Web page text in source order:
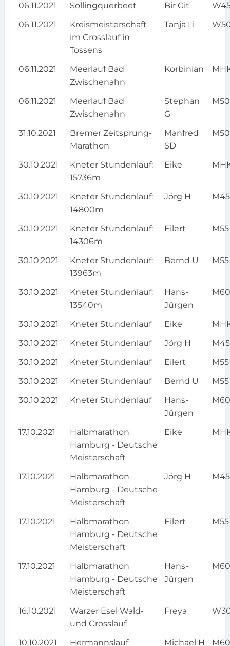
06.11.2021 Sollingquerbeet Bir Git
06.11.2021
Kreismeisterschaft
im Crosslauf in
Tossens
Tanja Li
06.11.2021
Meerlauf Bad
Zwischenahn
Korbinian
06.11.2021
Meerlauf Bad
Zwischenahn
Stephan
G
M50
31.10.2021
Bremer Zeitsprung-
Marathon
Manfred
SD
M50
30.10.2021
Kneter Stundenlauf:
15736m
Eike
30.10.2021
Kneter Stundenlauf:
14800m
Jörg H M45
30.10.2021
Kneter Stundenlauf:
14306m
Eilert M55
30.10.2021
Kneter Stundenlauf:
13963m
Bernd U M55
30.10.2021
Kneter Stundenlauf:
13540m
Hans-
Jürgen
30.10.2021 Kneter Stundenlauf Eike
30.10.2021
Kneter Stundenlauf Jörg H
M45
30.10.2021
Kneter Stundenlauf Eilert
M55
30.10.2021
Kneter Stundenlauf Bernd U
M55
30.10.2021
Kneter Stundenlauf
Hans-
Jürgen
17.10.2021
Halbmarathon
Hamburg - Deutsche
Meisterschaft
Eike
17.10.2021
Halbmarathon
Hamburg - Deutsche
Meisterschaft
Jörg H M45
17.10.2021
Halbmarathon
Hamburg - Deutsche
Meisterschaft
Eilert M55
17.10.2021
Halbmarathon
Hamburg - Deutsche
Meisterschaft
Hans-
Jürgen
16.10.2021
Warzer Esel Wald-
und Crosslauf
Freya
10.10.2021 Hermannslauf Michael H